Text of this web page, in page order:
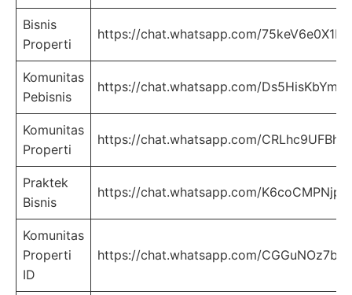
Bisnis
Properti
https://chat.whatsapp.com/
Komunitas
Pebisnis
https://chat.whatsapp.com/
Komunitas
Properti
https://chat.whatsapp.com/
Praktek
Bisnis
https://chat.whatsapp.com/
Komunitas
Properti
ID
https://chat.whatsapp.com/